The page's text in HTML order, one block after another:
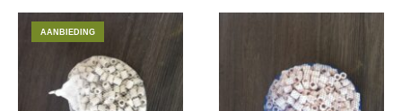
AANBIEDING